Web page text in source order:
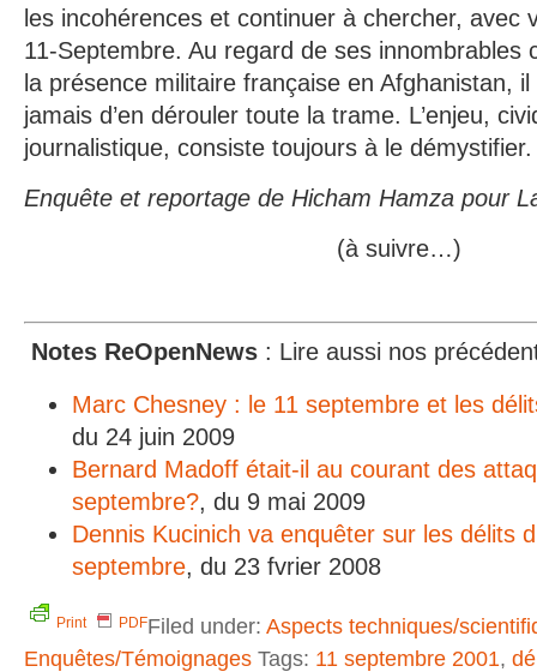
les incohérences et continuer à chercher, avec
11-Septembre. Au regard de ses innombrables
la présence militaire française en Afghanistan,
jamais d’en dérouler toute la trame. L’enjeu,
journalistique, consiste toujours à le
Enquête et reportage de Hicham Hamza pour
(à suivre…)
Notes ReOpenNews : Lire aussi nos
Marc Chesney : le 11 septembre et les
du 24 juin 2009
Bernard Madoff était-il au courant des
septembre?, du 9 mai 2009
Dennis Kucinich va enquêter sur les délits
septembre, du 23 fvrier 2008
Print PDFFiled under: Aspects techniques/
Enquêtes/Témoignages Tags: 11 septembre 2001,